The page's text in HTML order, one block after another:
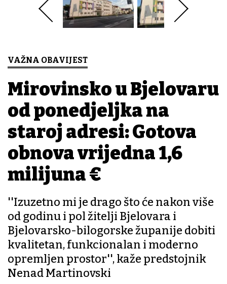
VAŽNA OBAVIJEST
Mirovinsko u Bjelovaru
od ponedjeljka na
staroj adresi: Gotova
obnova vrijedna 1,6
milijuna €
''Izuzetno mi je drago što će nakon više
od godinu i pol žitelji Bjelovara i
Bjelovarsko-bilogorske županije dobiti
kvalitetan, funkcionalan i moderno
opremljen prostor'', kaže predstojnik
Nenad Martinovski